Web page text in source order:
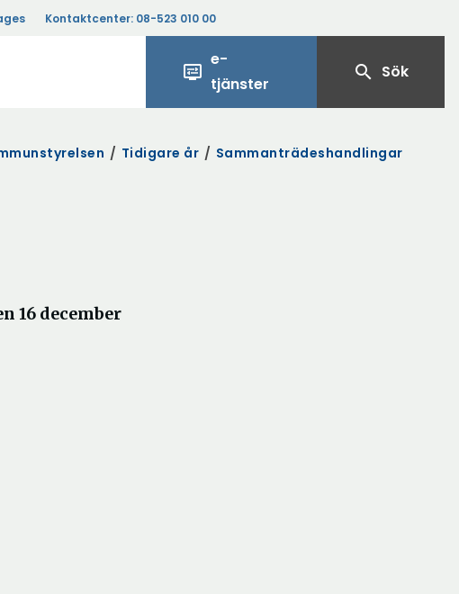
Kontaktcenter: 08-523 010 00
display_settings
e-
tjänster
search Sök
/ Tidigare år / Sammanträdeshandlingar
16 december